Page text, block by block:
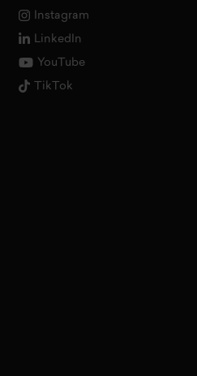
Instagram
LinkedIn
YouTube
TikTok